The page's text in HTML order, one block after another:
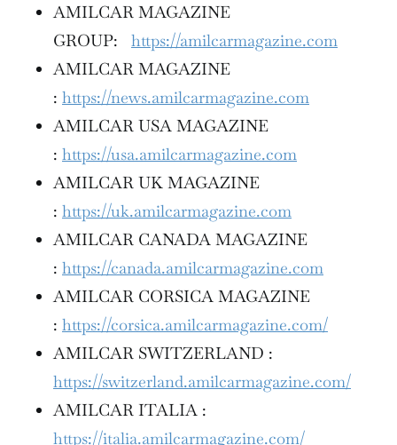
AMILCAR MAGAZINE
GROUP: https://amilcarmagazine.com
AMILCAR MAGAZINE
: https://news.amilcarmagazine.com
AMILCAR USA MAGAZINE
: https://usa.amilcarmagazine.com
AMILCAR UK MAGAZINE
: https://uk.amilcarmagazine.com
AMILCAR CANADA MAGAZINE
: https://canada.amilcarmagazine.com
AMILCAR CORSICA MAGAZINE
: https://corsica.amilcarmagazine.com/
AMILCAR SWITZERLAND :
https://switzerland.amilcarmagazine.com/
AMILCAR ITALIA :
https://italia.amilcarmagazine.com/